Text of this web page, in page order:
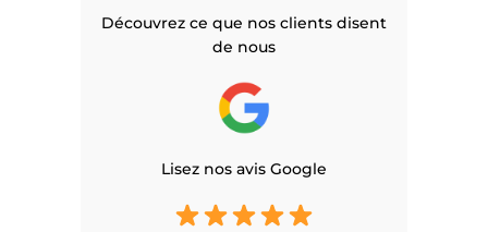
Découvrez ce que nos clients disent
de nous
Lisez nos avis Google